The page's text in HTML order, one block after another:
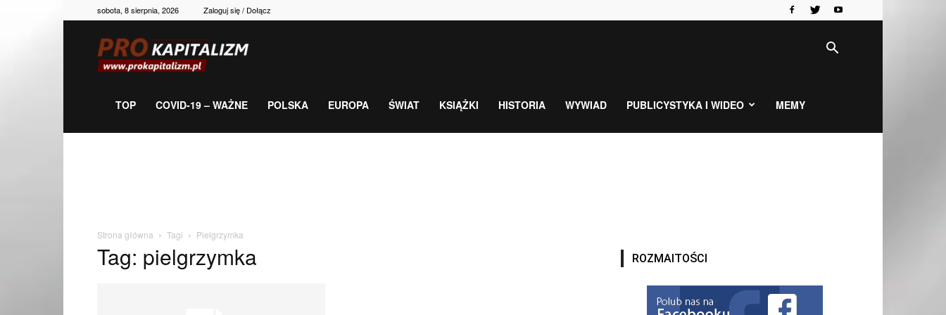
sobota, 8 sierpnia, 2026 Zaloguj się / Dołącz
gospodarka,
TOP COVID-19 – WAŻNE POLSKA EUROPA ŚWIAT KSIĄŻKI HISTORIA WYWIAD PUBLICYSTYKA I WIDEO MEMY
Strona główna Tagi Pielgrzymka
Tag: pielgrzymka ROZMAITOŚCI